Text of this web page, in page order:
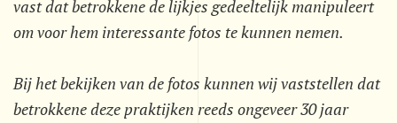
vast dat betrokkene de lijkjes gedeeltelijk manipuleert
om voor hem interessante fotos te kunnen nemen.
Bij het bekijken van de fotos kunnen wij vaststellen dat
betrokkene deze praktijken reeds ongeveer 30 jaar